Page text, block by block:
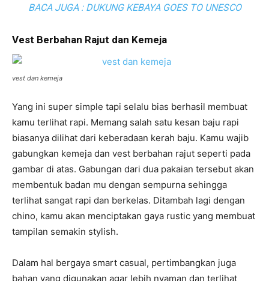
BACA JUGA : DUKUNG KEBAYA GOES TO UNESCO
Vest Berbahan Rajut dan Kemeja
vest dan kemeja
Yang ini super simple tapi selalu bias berhasil membuat
kamu terlihat rapi. Memang salah satu kesan baju rapi
biasanya dilihat dari keberadaan kerah baju. Kamu wajib
gabungkan kemeja dan vest berbahan rajut seperti pada
gambar di atas. Gabungan dari dua pakaian tersebut akan
membentuk badan mu dengan sempurna sehingga
terlihat sangat rapi dan berkelas. Ditambah lagi dengan
chino, kamu akan menciptakan gaya rustic yang membuat
tampilan semakin stylish.
Dalam hal bergaya smart casual, pertimbangkan juga
bahan yang digunakan agar lebih nyaman dan terlihat